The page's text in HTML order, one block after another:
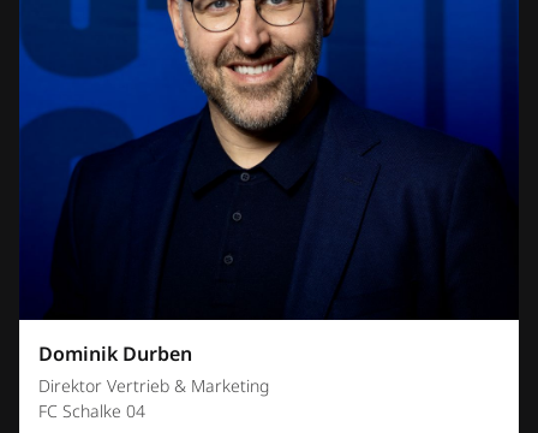
Dominik Durben
Direktor Vertrieb & Marketing
FC Schalke 04